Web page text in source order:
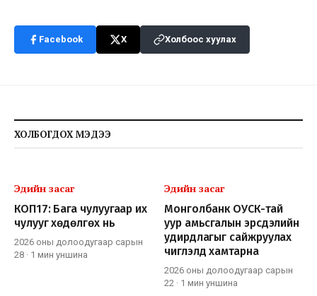
Facebook X Холбоос хуулах
ХОЛБОГДОХ МЭДЭЭ
Эдийн засаг
КОП17: Бага чулуугаар их
чулууг хөдөлгөх нь
2026 оны долоодугаар сарын
28 · 1 мин уншина
Эдийн засаг
Монголбанк ОУСК-тай
уур амьсгалын эрсдэлийн
удирдлагыг сайжруулах
чиглэлд хамтарна
2026 оны долоодугаар сарын
22 · 1 мин уншина